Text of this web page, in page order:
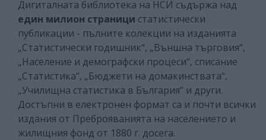
Дигиталната библиотека на НСИ съдържа над
един милион страници статистически
публикации - пълните колекции на изданията
„Статистически годишник“, „Външна търговия“,
„Население и демографски процеси“, списание
„Статистика“, „Бюджети на домакинствата“,
„Училищна статистика в България“ и други.
Достъпни в електронен формат са и почти всички
издания от Преброяванията на населението и
жилищния фонд от 1880 г. досега.